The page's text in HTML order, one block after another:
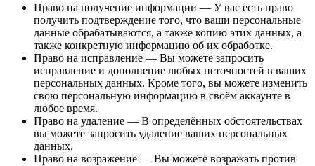
Право на получение информации — У вас есть право
получить подтверждение того, что ваши персональные
данные обрабатываются, а также копию этих данных, а
также конкретную информацию об их обработке.
Право на исправление — Вы можете запросить
исправление и дополнение любых неточностей в ваших
персональных данных. Кроме того, вы можете изменить
свою персональную информацию в своём аккаунте в
любое время.
Право на удаление — В определённых обстоятельствах
вы можете запросить удаление ваших персональных
данных.
Право на возражение — Вы можете возражать против